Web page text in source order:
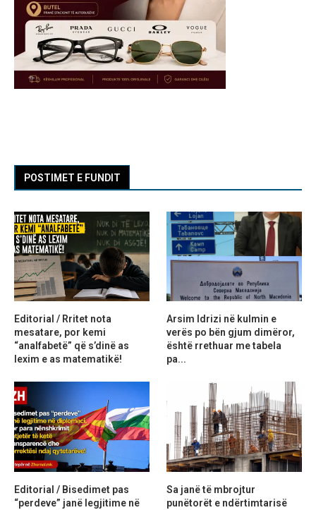
POSTIMET E FUNDIT
Editorial / Rritet nota
mesatare, por kemi
“analfabetë” që s’dinë as
lexim e as matematikë!
Arsim Idrizi në kulmin e
verës po bën gjum dimëror,
është rrethuar me tabela
pa...
Editorial / Bisedimet pas
“perdeve” janë legjitime në
Sa janë të mbrojtur
punëtorët e ndërtimtarisë